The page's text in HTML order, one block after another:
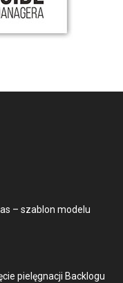
– szablon modelu
pielęgnacji Backlogu